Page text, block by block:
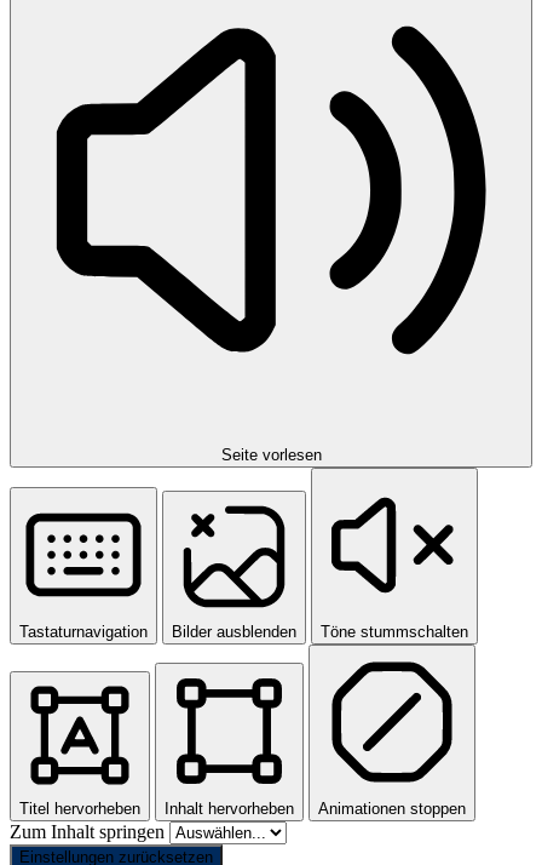
Seite vorlesen
Tastaturnavigation Bilder ausblenden Töne stummschalten
Titel hervorheben Inhalt hervorheben Animationen stoppen
Zum Inhalt springen
Einstellungen zurücksetzen